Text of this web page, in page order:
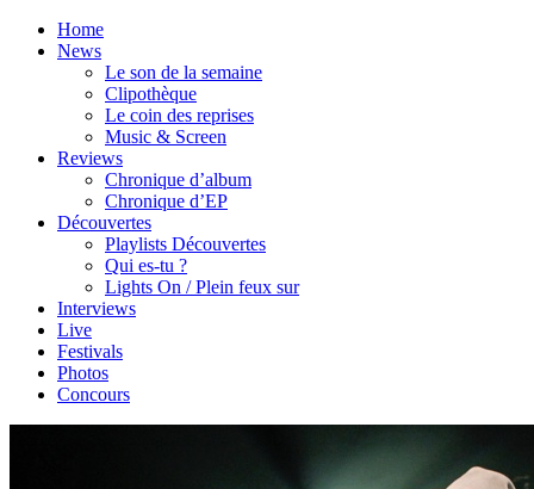
Home
News
Le son de la semaine
Clipothèque
Le coin des reprises
Music & Screen
Reviews
Chronique d’album
Chronique d’EP
Découvertes
Playlists Découvertes
Qui es-tu ?
Lights On / Plein feux sur
Interviews
Live
Festivals
Photos
Concours